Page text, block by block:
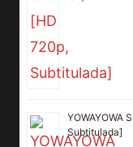
YOWAYOWA
Subtitulada]